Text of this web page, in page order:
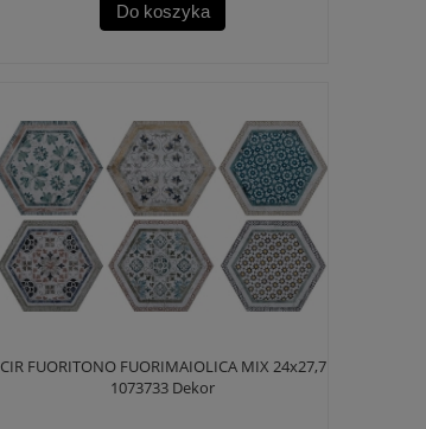
Do koszyka
CIR FUORITONO FUORIMAIOLICA MIX 24x27,7
1073733 Dekor